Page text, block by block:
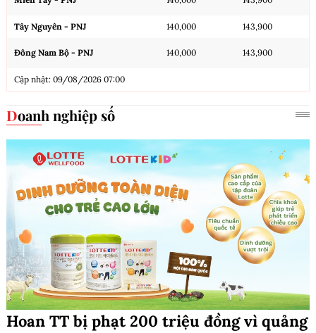
Tây Nguyên - PNJ 140,000 143,900
Đông Nam Bộ - PNJ 140,000 143,900
Cập nhật: 09/08/2026 07:00
Doanh nghiệp số
Hoan TT bị phạt 200 triệu đồng vì quảng